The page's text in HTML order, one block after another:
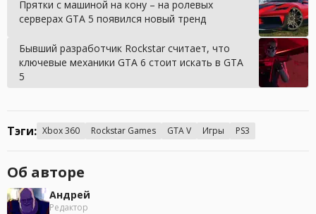
Прятки с машиной на кону – на ролевых
серверах GTA 5 появился новый тренд
Бывший разработчик Rockstar считает, что
ключевые механики GTA 6 стоит искать в GTA
5
Тэги: Xbox 360 Rockstar Games GTA V Игры PS3
Об авторе
Андрей
Редактор